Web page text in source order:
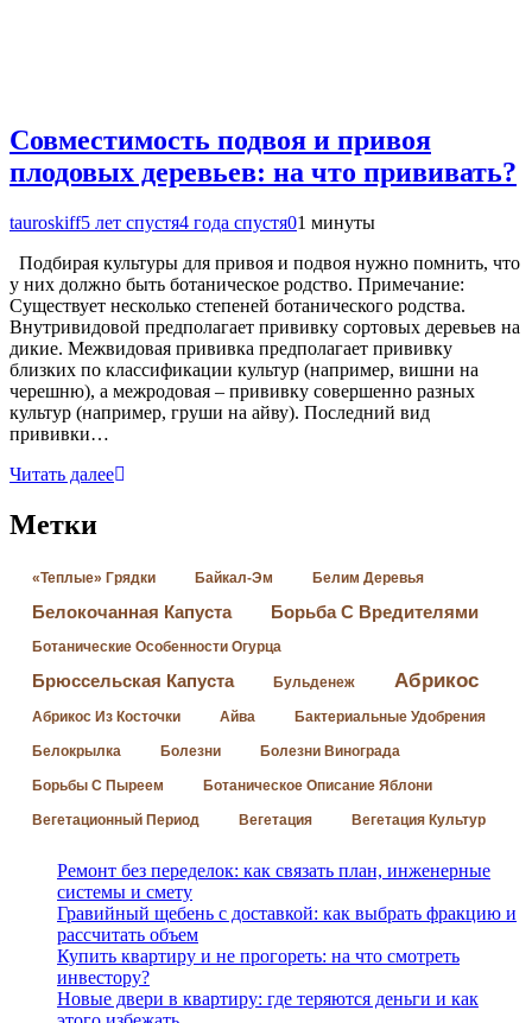
Совместимость подвоя и привоя
плодовых деревьев: на что прививать?
tauroskiff5 лет спустя4 года спустя01 минуты
Подбирая культуры для привоя и подвоя нужно помнить, что
у них должно быть ботаническое родство. Примечание:
Существует несколько степеней ботанического родства.
Внутривидовой предполагает прививку сортовых деревьев на
дикие. Межвидовая прививка предполагает прививку
близких по классификации культур (например, вишни на
черешню), а межродовая – прививку совершенно разных
культур (например, груши на айву). Последний вид
прививки…
Читать далее
Метки
«Теплые» Грядки Байкал-Эм Белим Деревья
Белокочанная Капуста Борьба С Вредителями
Ботанические Особенности Огурца
Брюссельская Капуста Бульденеж Абрикос
Абрикос Из Косточки Айва Бактериальные Удобрения
Белокрылка Болезни Болезни Винограда
Борьбы С Пыреем Ботаническое Описание Яблони
Вегетационный Период Вегетация Вегетация Культур
Ремонт без переделок: как связать план, инженерные
системы и смету
Гравийный щебень с доставкой: как выбрать фракцию и
рассчитать объем
Купить квартиру и не прогореть: на что смотреть
инвестору?
Новые двери в квартиру: где теряются деньги и как